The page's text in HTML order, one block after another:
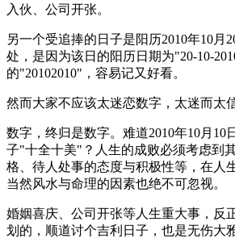
入伙、公司开张。
另一个受追捧的日子是阳历2010年10月
处，是因为该日的阳历日期为"20-10-
的"20102010"，容易记又好看。
然而大家不应该太迷恋数字，太迷而太
数字，终归是数字。难道2010年10月10
子"十全十美"？人生的成败必须考虑到
格、待人处事的态度与积极性等，在人
当然风水与命理的因素也绝不可忽视。
婚姻喜庆、公司开张等人生重大事，反
划的，顺道讨个吉利日子，也是无伤大